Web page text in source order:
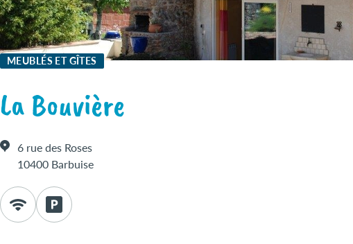
MEUBLÉS ET GÎTES
La Bouvière
6 rue des Roses
10400 Barbuise